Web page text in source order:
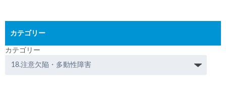
カテゴリー
カテゴリー